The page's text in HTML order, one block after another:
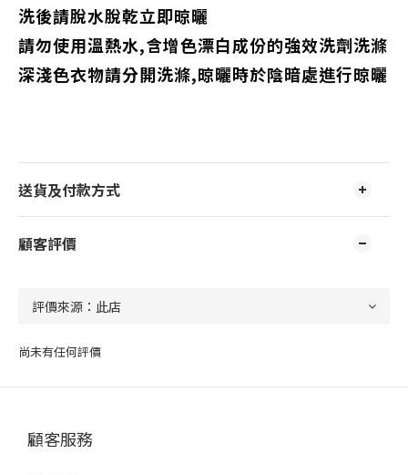
洗後請脫水脫乾立即晾曬
請勿使用溫熱水,含增色漂白成份的強效洗劑洗滌
深淺色衣物請分開洗滌,晾曬時於陰暗處進行晾曬
送貨及付款方式
顧客評價
尚未有任何評價
顧客服務